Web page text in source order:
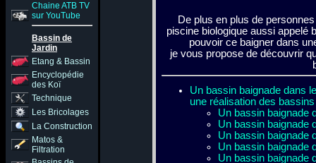
Chaine ATB TV
sur YouTube
Bassin de
Jardin
Etang & Bassin
Encyclopédie
des Koï
Technique
Les Bricolages
La Construction
Matos &
Filtration
De plus en plus de
piscine biologique aussi appelé
pouvoir ce baigner dans
je vous propose de découvrir
Un bassin baignade dans
une réalisation des
Un bassin baignade
Un bassin baignade
Un bassin baignade
Un bassin baignade
Un bassin baignade